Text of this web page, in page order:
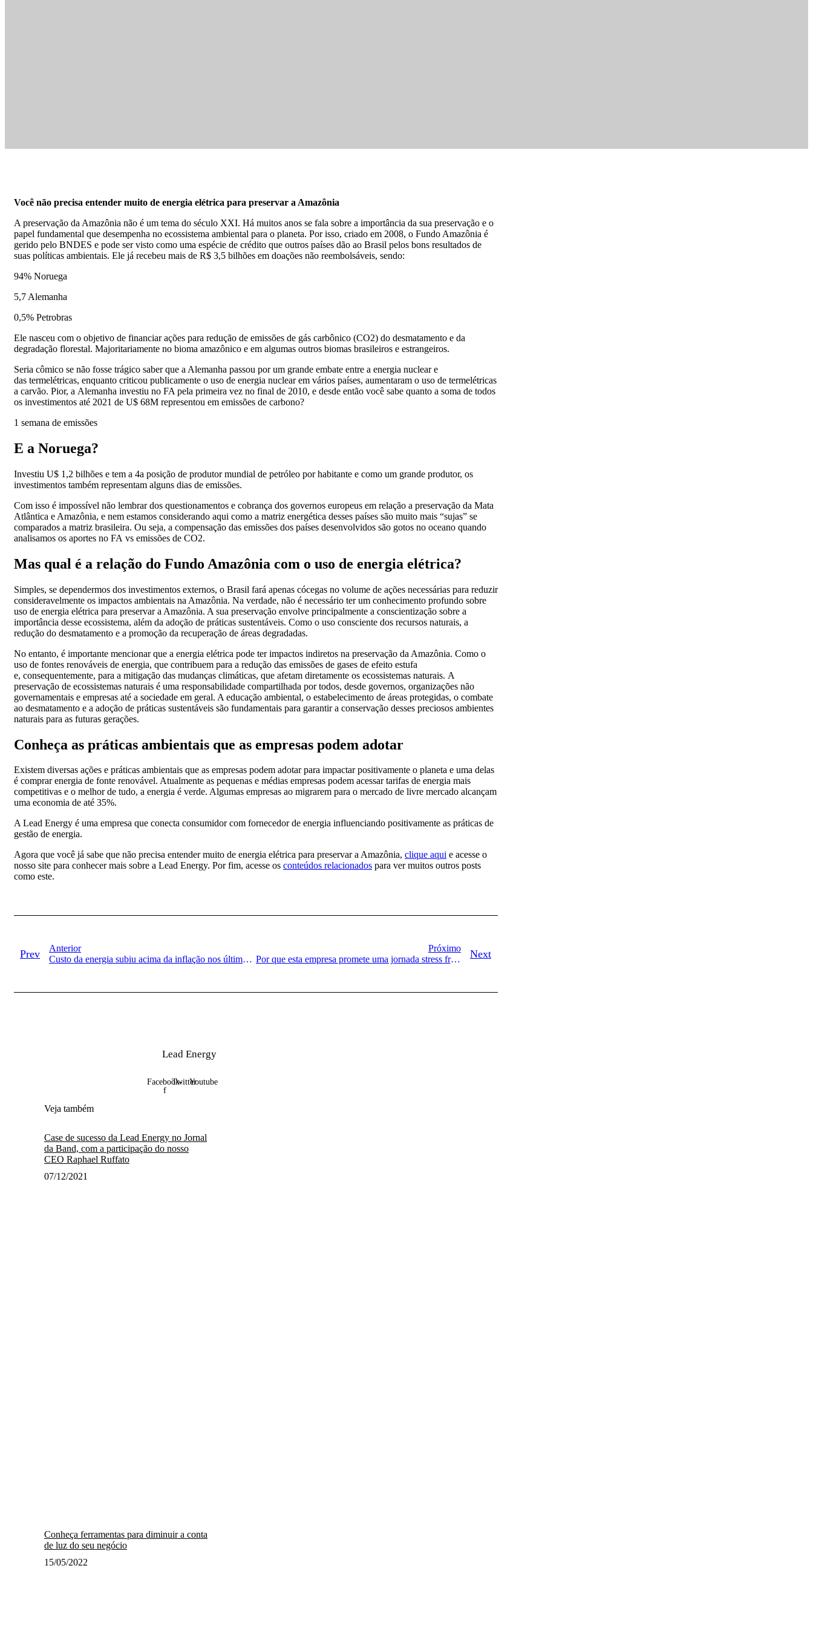
Você não precisa entender muito de energia elétrica para preservar a Amazônia
A preservação da Amazônia não é um tema do século XXI. Há muitos anos se fala sobre a importância da sua preservação e o
papel fundamental que desempenha no ecossistema ambiental para o planeta. Por isso, criado em 2008, o Fundo Amazônia é
gerido pelo BNDES e pode ser visto como uma espécie de crédito que outros países dão ao Brasil pelos bons resultados de
suas políticas ambientais. Ele já recebeu mais de R$ 3,5 bilhões em doações não reembolsáveis, sendo:
94% Noruega
5,7 Alemanha
0,5% Petrobras
Ele nasceu com o objetivo de financiar ações para redução de emissões de gás carbônico (CO2) do desmatamento e da
degradação florestal. Majoritariamente no bioma amazônico e em algumas outros biomas brasileiros e estrangeiros.
Seria cômico se não fosse trágico saber que a Alemanha passou por um grande embate entre a energia nuclear e
das termelétricas, enquanto criticou publicamente o uso de energia nuclear em vários países, aumentaram o uso de termelétricas
a carvão. Pior, a Alemanha investiu no FA pela primeira vez no final de 2010, e desde então você sabe quanto a soma de todos
os investimentos até 2021 de U$ 68M representou em emissões de carbono?
1 semana de emissões
E a Noruega?
Investiu U$ 1,2 bilhões e tem a 4a posição de produtor mundial de petróleo por habitante e como um grande produtor, os
investimentos também representam alguns dias de emissões.
Com isso é impossível não lembrar dos questionamentos e cobrança dos governos europeus em relação a preservação da Mata
Atlântica e Amazônia, e nem estamos considerando aqui como a matriz energética desses países são muito mais “sujas” se
comparados a matriz brasileira. Ou seja, a compensação das emissões dos países desenvolvidos são gotos no oceano quando
analisamos os aportes no FA vs emissões de CO2.
Mas qual é a relação do Fundo Amazônia com o uso de energia elétrica?
Simples, se dependermos dos investimentos externos, o Brasil fará apenas cócegas no volume de ações necessárias para reduzir
consideravelmente os impactos ambientais na Amazônia. Na verdade, não é necessário ter um conhecimento profundo sobre
uso de energia elétrica para preservar a Amazônia. A sua preservação envolve principalmente a conscientização sobre a
importância desse ecossistema, além da adoção de práticas sustentáveis. Como o uso consciente dos recursos naturais, a
redução do desmatamento e a promoção da recuperação de áreas degradadas.
No entanto, é importante mencionar que a energia elétrica pode ter impactos indiretos na preservação da Amazônia. Como o
uso de fontes renováveis de energia, que contribuem para a redução das emissões de gases de efeito estufa
e, consequentemente, para a mitigação das mudanças climáticas, que afetam diretamente os ecossistemas naturais. A
preservação de ecossistemas naturais é uma responsabilidade compartilhada por todos, desde governos, organizações não
governamentais e empresas até a sociedade em geral. A educação ambiental, o estabelecimento de áreas protegidas, o combate
ao desmatamento e a adoção de práticas sustentáveis são fundamentais para garantir a conservação desses preciosos ambientes
naturais para as futuras gerações.
Conheça as práticas ambientais que as empresas podem adotar
Existem diversas ações e práticas ambientais que as empresas podem adotar para impactar positivamente o planeta e uma delas
é comprar energia de fonte renovável. Atualmente as pequenas e médias empresas podem acessar tarifas de energia mais
competitivas e o melhor de tudo, a energia é verde. Algumas empresas ao migrarem para o mercado de livre mercado alcançam
uma economia de até 35%.
A Lead Energy é uma empresa que conecta consumidor com fornecedor de energia influenciando positivamente as práticas de
gestão de energia.
Agora que você já sabe que não precisa entender muito de energia elétrica para preservar a Amazônia, clique aqui e acesse o
nosso site para conhecer mais sobre a Lead Energy. Por fim, acesse os conteúdos relacionados para ver muitos outros posts
como este.
Prev
Anterior
Custo da energia subiu acima da inflação nos últimos 10 anos
Próximo
Por que esta empresa promete uma jornada stress free na transição energética da sua empresa?
Next
Lead Energy
Facebook-
f
TwitterYoutube
Veja também
Case de sucesso da Lead Energy no Jornal
da Band, com a participação do nosso
CEO Raphael Ruffato
07/12/2021
Conheça ferramentas para diminuir a conta
de luz do seu negócio
15/05/2022